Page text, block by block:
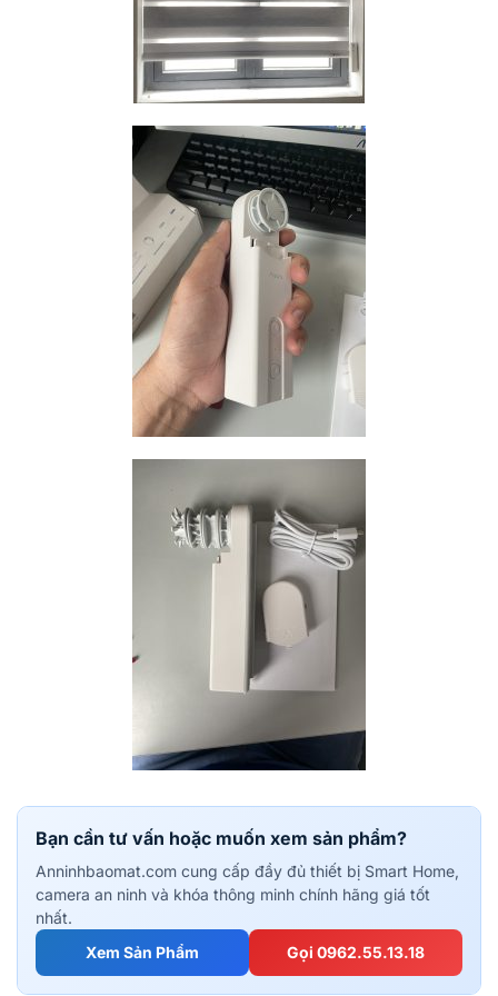
Bạn cần tư vấn hoặc muốn xem sản phẩm?
Anninhbaomat.com cung cấp đầy đủ thiết bị Smart Home,
camera an ninh và khóa thông minh chính hãng giá tốt
nhất.
Xem Sản Phẩm
Gọi 0962.55.13.18